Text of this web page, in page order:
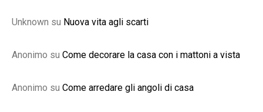
Unknown su Nuova vita agli scarti
Anonimo su Come decorare la casa con i mattoni a vista
Anonimo su Come arredare gli angoli di casa